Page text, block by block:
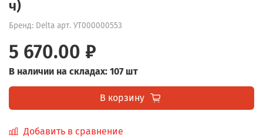
ч)
Бренд: Delta арт. УТ000000553
5 670.00 ₽
В наличии на складах: 107 шт
В корзину
Добавить в сравнение